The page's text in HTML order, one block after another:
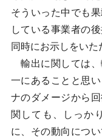
そういった中でも
している事業者の
同時にお示しをいた
輸出に関しては、
一にあることと思
ナのダメージから
関しても、しっか
に、その動向につ